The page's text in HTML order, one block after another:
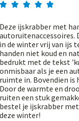
    
Deze ijskrabber met
autoruitenaccessoires.
in de winter vrij van ijs
handen niet koud en
bedrukt met de tekst
onmisbaar als je een
ruimte in. Bovendien is
Door de warmte en
ruiten een stuk
bestel je ijskrabber
deze winter!